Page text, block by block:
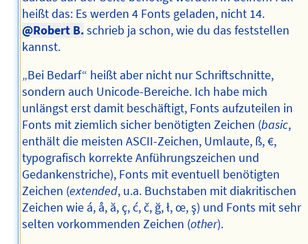
heißt das: Es werden 4 Fonts geladen, nicht 14.
@Robert B.schrieb ja schon, wie du das feststellen
kannst.
„Bei Bedarf“ heißt aber nicht nur Schriftschnitte,
sondern auch Unicode-Bereiche. Ich habe mich
unlängst erst damit beschäftigt, Fonts aufzuteilen in
Fonts mit ziemlich sicher benötigten Zeichen (basic,
enthält die meisten ASCII-Zeichen, Umlaute, ß, €,
typografisch korrekte Anführungszeichen und
Gedankenstriche), Fonts mit eventuell benötigten
Zeichen (extended, u.a. Buchstaben mit diakritischen
Zeichen wie á, å, ă, ç, ć, č, ğ, ł, œ, ş) und Fonts mit sehr
selten vorkommenden Zeichen (other).